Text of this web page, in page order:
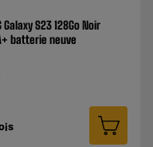
S23 128Go Noir
batterie neuve